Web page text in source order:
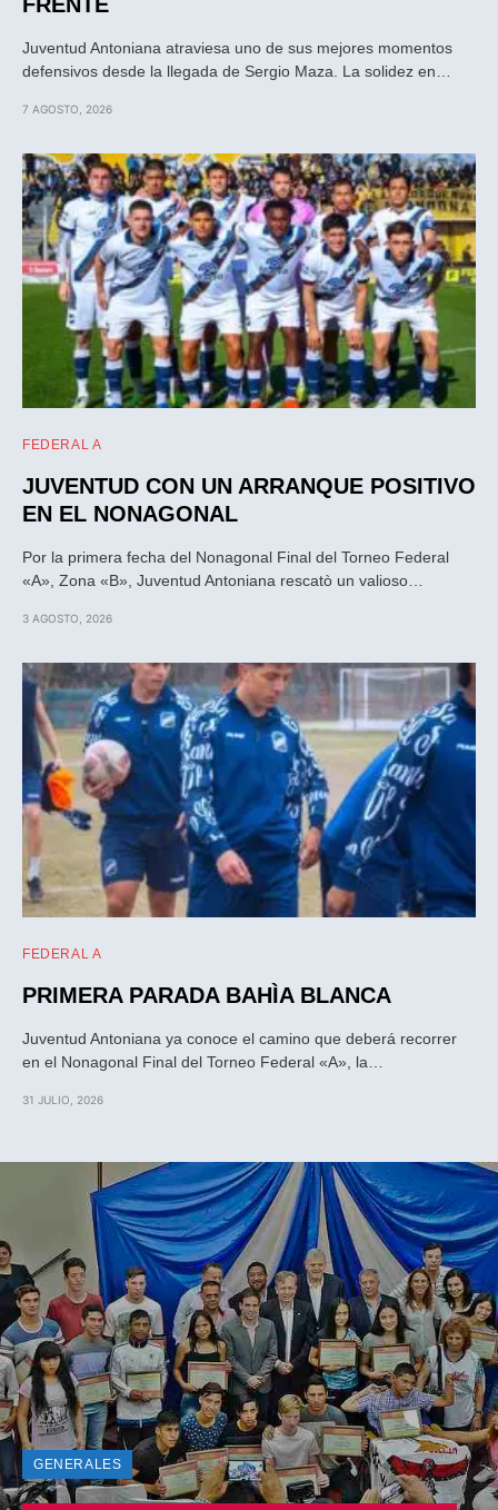
Juventud Antoniana atraviesa uno de sus mejores momentos
defensivos desde la llegada de Sergio Maza. La solidez en…
7 AGOSTO, 2026
FEDERAL A
JUVENTUD CON UN ARRANQUE POSITIVO
EN EL NONAGONAL
Por la primera fecha del Nonagonal Final del Torneo Federal
«A», Zona «B», Juventud Antoniana rescatò un valioso…
3 AGOSTO, 2026
FEDERAL A
PRIMERA PARADA BAHÌA BLANCA
Juventud Antoniana ya conoce el camino que deberá recorrer
en el Nonagonal Final del Torneo Federal «A», la…
31 JULIO, 2026
GENERALES